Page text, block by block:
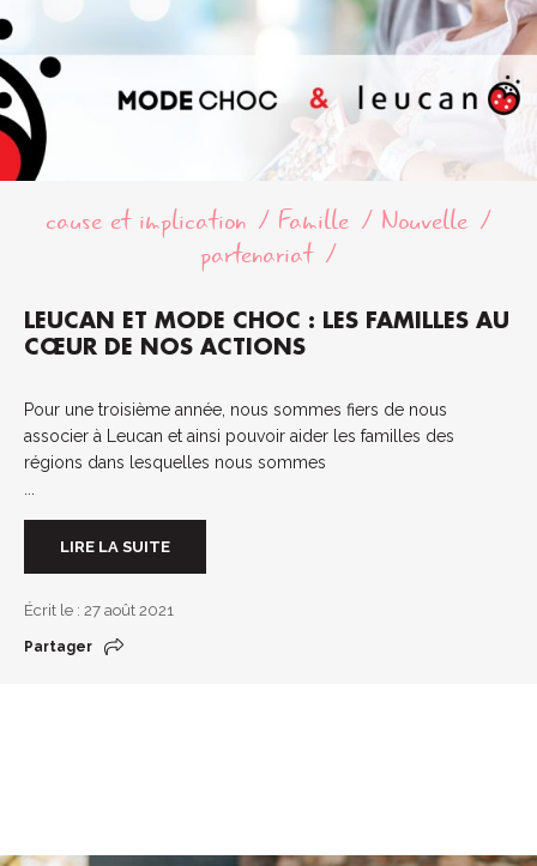
cause et implication Famille
Nouvelle
partenariat
LEUCAN ET MODE CHOC : LES FAMILLES AU
CŒUR DE NOS ACTIONS
Pour une troisième année, nous sommes fiers de nous
associer à Leucan et ainsi pouvoir aider les familles des
régions dans lesquelles nous sommes
LIRE LA SUITE
Écrit le : 27 août 2021
Partager